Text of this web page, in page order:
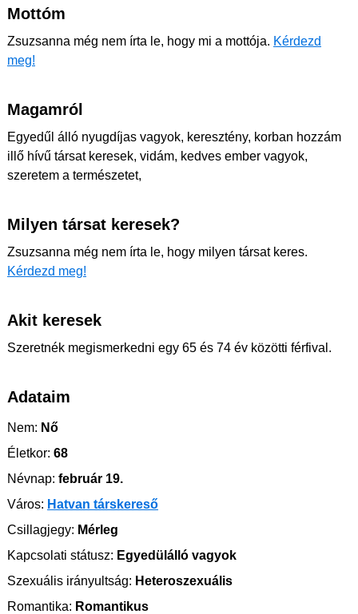
Mottóm
Zsuzsanna még nem írta le, hogy mi a mottója. Kérdezd
meg!
Magamról
Egyedűl álló nyugdíjas vagyok, keresztény, korban hozzám
illő hívű társat keresek, vidám, kedves ember vagyok,
szeretem a természetet,
Milyen társat keresek?
Zsuzsanna még nem írta le, hogy milyen társat keres.
Kérdezd meg!
Akit keresek
Szeretnék megismerkedni egy 65 és 74 év közötti férfival.
Adataim
Nem: Nő
Életkor: 68
Névnap: február 19.
Város: Hatvan társkereső
Csillagjegy: Mérleg
Kapcsolati státusz: Egyedülálló vagyok
Szexuális irányultság: Heteroszexuális
Romantika: Romantikus